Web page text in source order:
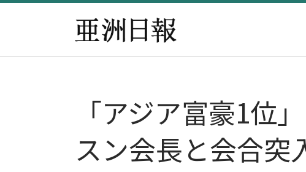
「アジア富豪1位
スン会長と会合突